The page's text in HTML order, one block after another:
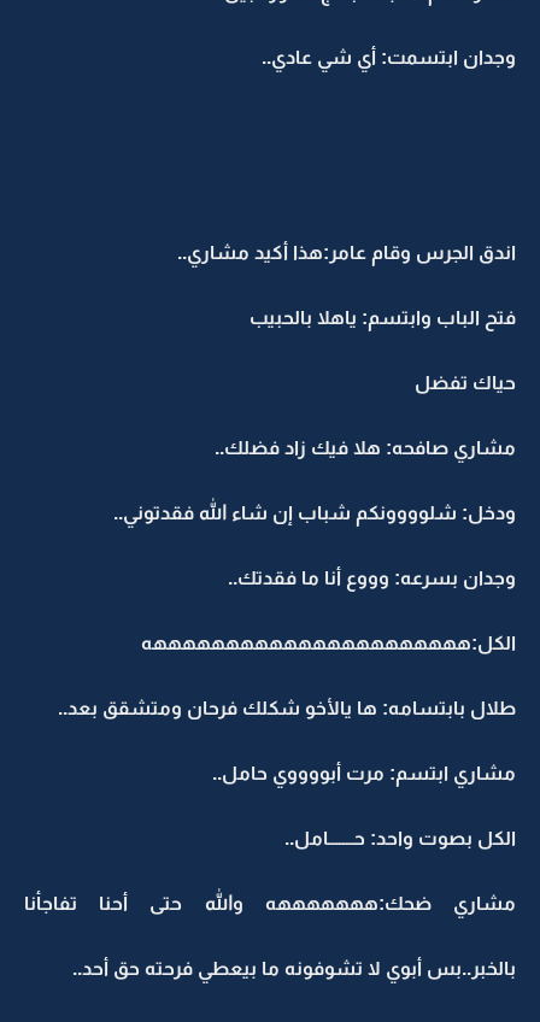
وجدان ابتسمت: أي شي عادي..
اندق الجرس وقام عامر:هذا أكيد مشاري..
فتح الباب وابتسم: ياهلا بالحبيب
حياك تفضل
مشاري صافحه: هلا فيك زاد فضلك..
ودخل: شلوووونكم شباب إن شاء الله فقدتوني..
وجدان بسرعه: وووع أنا ما فقدتك..
الكل:ههههههههههههههههههههههه
طلال بابتسامه: ها يالأخو شكلك فرحان ومتشقق بعد..
مشاري ابتسم: مرت أبووووي حامل..
الكل بصوت واحد: حـــــــامل..
مشاري ضحك:هههههههه والله حتى أحنا تفاجأنا
بالخبر..بس أبوي لا تشوفونه ما بيعطي فرحته حق أحد..